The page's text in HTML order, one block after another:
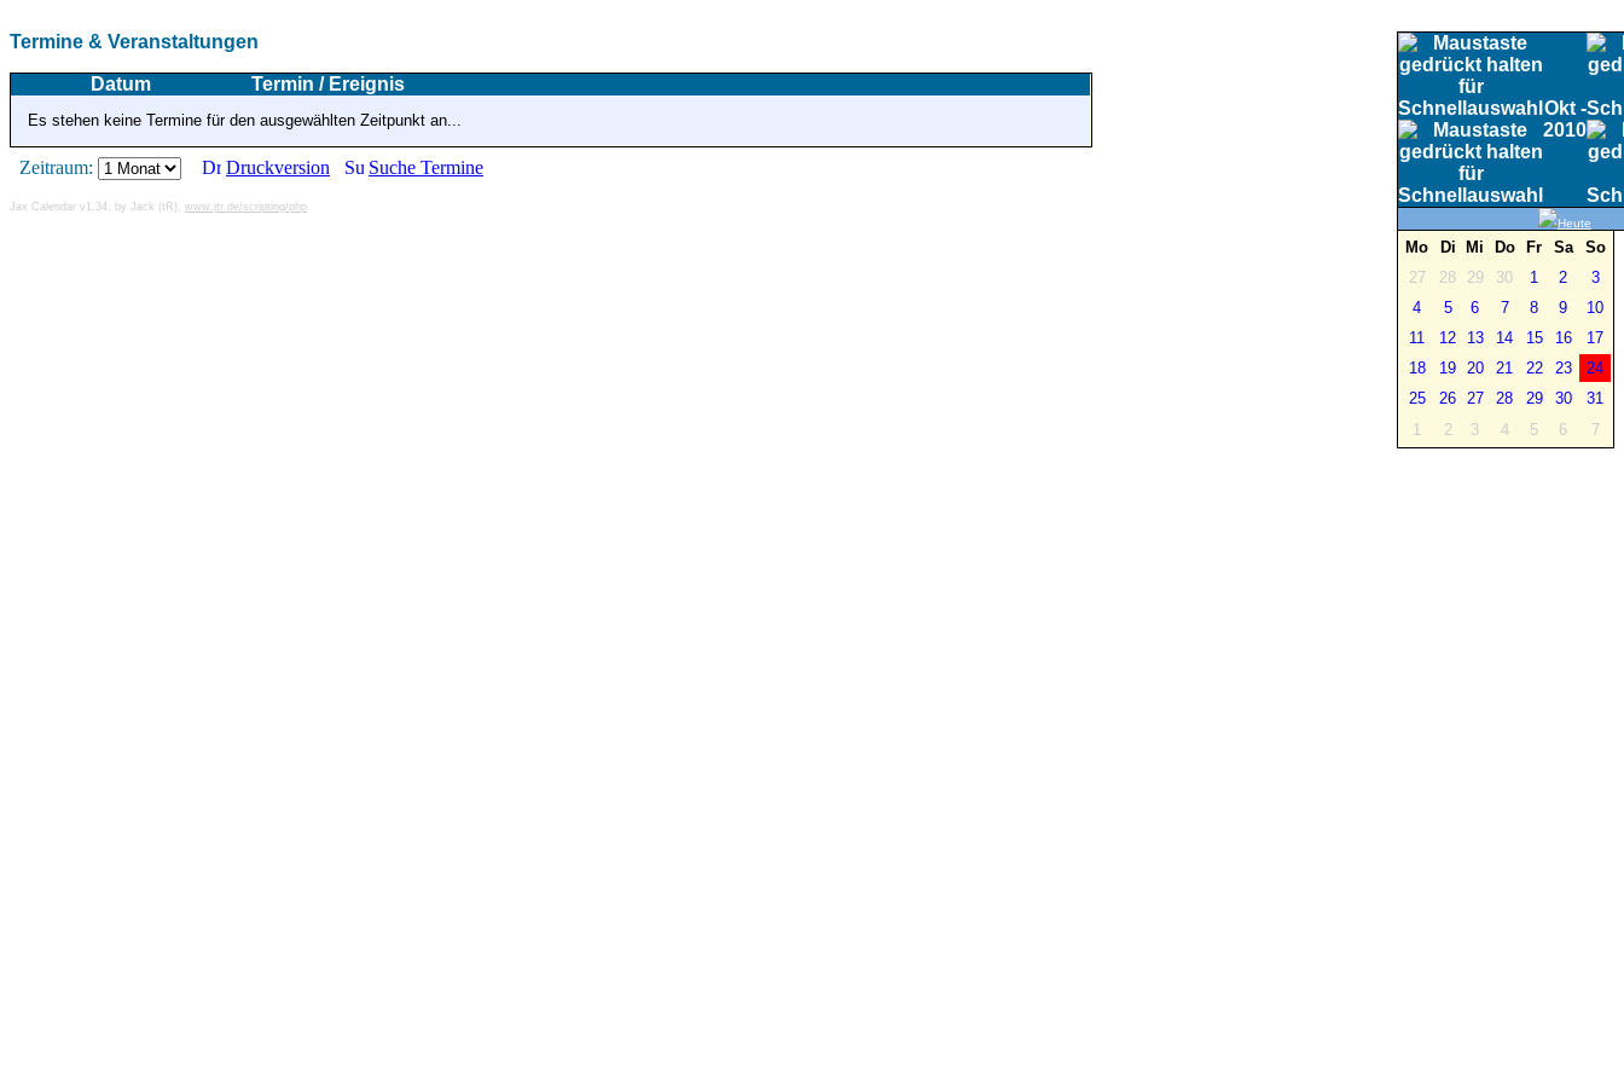
Termine & Veranstaltungen
Datum Termin / Ereignis
Es stehen keine Termine für den ausgewählten Zeitpunkt an...
Zeitraum: Druckversion Suche Termine
Jax Calendar v1.34, by Jack (tR), www.jtr.de/scripting/php
Okt -
2010
Heute
Mo Di Mi Do Fr Sa
So
27
28 29 30 1 2
3
4
5 6 7 8 9
10
11
12 13 14 15 16
17
18
19 20 21 22 23
24
25
26 27 28 29 30
31
1
2 3 4 5 6 7